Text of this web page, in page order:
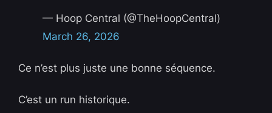
— Hoop Central (@TheHoopCentral)
March 26, 2026
Ce n’est plus juste une bonne séquence.
C’est un run historique.